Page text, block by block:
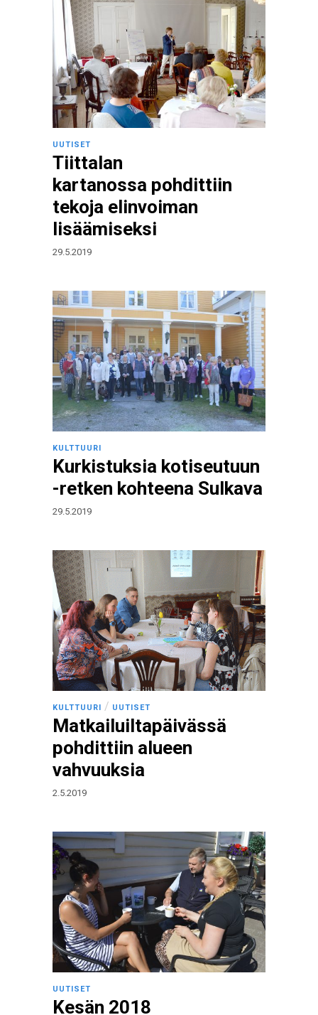
UUTISET
Tiittalan
kartanossa pohdittiin
tekoja elinvoiman
lisäämiseksi
29.5.2019
KULTTUURI
Kurkistuksia kotiseutuun
-retken kohteena Sulkava
29.5.2019
KULTTUURI / UUTISET
Matkailuiltapäivässä
pohdittiin alueen
vahvuuksia
2.5.2019
UUTISET
Kesän 2018